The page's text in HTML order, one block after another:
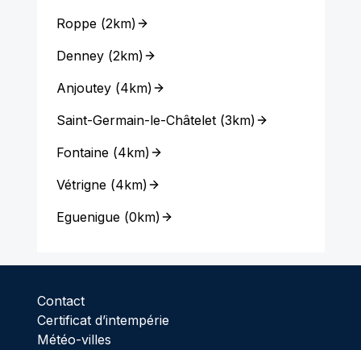
Roppe(2km)
Denney(2km)
Anjoutey(4km)
Saint-Germain-le-Châtelet(3km)
Fontaine(4km)
Vétrigne(4km)
Eguenigue(0km)
Contact
Certificat d’intempérie
Météo-villes